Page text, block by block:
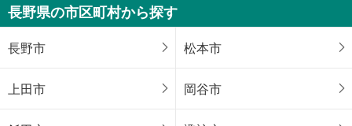
長野県の市区町村から探す
長野市 松本市
上田市 岡谷市